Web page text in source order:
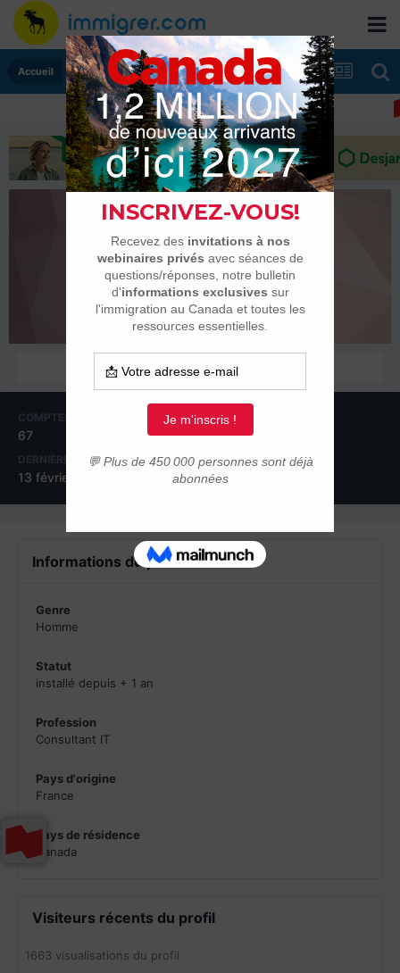
Accueil
frs09467
Membres
COMPTEUR DE CONTENUS
67
INSCRIPTION
15 mai 2012
DERNIÈRE VISITE
13 février 2018
Informations du profil
Genre
Homme
Statut
installé depuis + 1 an
Profession
Consultant IT
Pays d'origine
France
Pays de résidence
Canada
Visiteurs récents du profil
1663 visualisations du profil